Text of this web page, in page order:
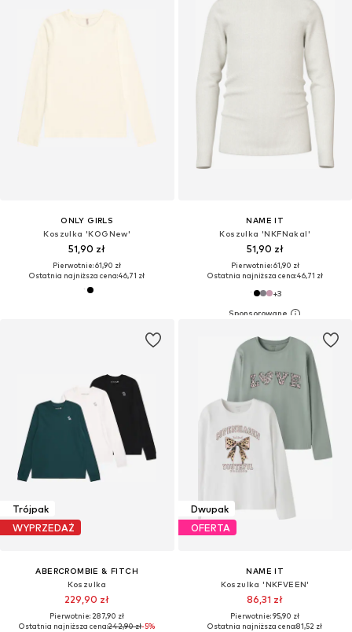
ONLY GIRLS
Koszulka 'KOGNew'
51,90 zł
Pierwotnie: 61,90 zł
Ostatnia najniższa cena:46,71 zł
NAME IT
Koszulka 'NKFNakal'
51,90 zł
Pierwotnie: 61,90 zł
Ostatnia najniższa cena:46,71 zł
+3
Trójpak
WYPRZEDAŻ
ABERCROMBIE & FITCH
Koszulka
229,90 zł
Pierwotnie: 287,90 zł
Ostatnia najniższa cena:242,90 zł-5%
Dwupak
OFERTA
NAME IT
Koszulka 'NKFVEEN'
86,31 zł
Pierwotnie: 95,90 zł
Ostatnia najniższa cena:81,52 zł